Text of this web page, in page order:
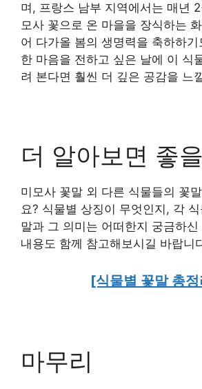
며, 프랑스 남부 지역에서는 매년
모사 꽃으로 온 마을을 장식하는
어 다가올 봄의 생명력을 축하하기
한 마음을 전하고 싶은 날에 이 식
려 본다면 훨씬 더 깊은 공감을 느
더 알아보면 좋
미모사 꽃말 외 다른 식물들의 꽃
요? 식물별 상징이 무엇인지, 각
말과 그 의미는 어떠한지 궁금하신
내용도 함께 참고해보시길 바랍니
[식물별 꽃말 총
마무리